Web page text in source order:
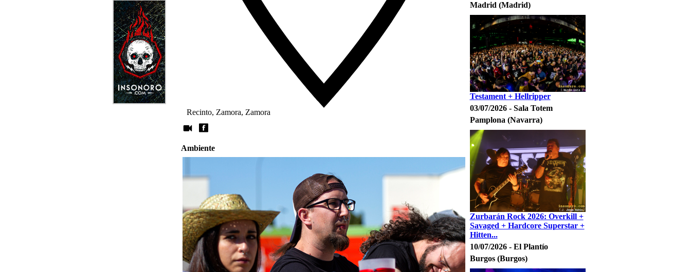
Recinto, Zamora, Zamora
Ambiente
Madrid (Madrid)
Testament + Hellripper
03/07/2026 - Sala Totem
Pamplona (Navarra)
Zurbarán Rock 2026: Overkill +
Savaged + Hardcore Superstar +
Hitten...
10/07/2026 - El Plantío
Burgos (Burgos)